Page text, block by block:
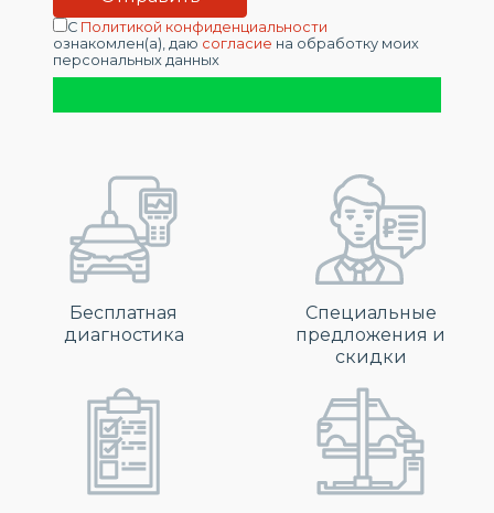
С Политикой конфиденциальности
ознакомлен(а), даю согласие на обработку моих
персональных данных
Бесплатная
диагностика
Специальные
предложения и
скидки